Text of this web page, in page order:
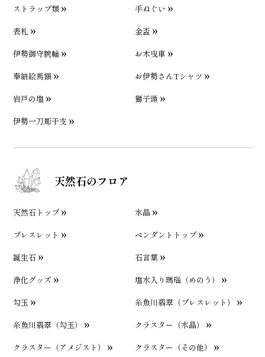
ストラップ類
手ぬぐい
表札
金盃
伊勢御守腕輪
お木曳車
奉納絵馬額
お伊勢さんTシャツ
岩戸の塩
獅子頭
伊勢一刀彫干支
天然石のフロア
天然石トップ
水晶
ブレスレット
ペンダントトップ
誕生石
石言葉
浄化グッズ
塩水入り瑪瑙（めのう）
勾玉
糸魚川翡翠（ブレスレット）
糸魚川翡翠（勾玉）
クラスター（水晶）
クラスター（アメジスト）
クラスター（その他）